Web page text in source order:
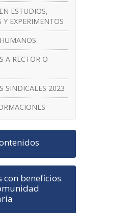
ESTUDIOS,
Y EXPERIMENTOS
A RECTOR O
SINDICALES 2023
con beneficios